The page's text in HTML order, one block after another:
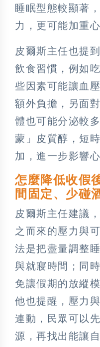
睡眠型態較顯著
力，更可能加重
皮爾斯主任也提
飲食習慣，例如
些因素可能讓血
額外負擔，另面
體也可能分泌較
蒙」皮質醇，短
加，進一步影響
怎麼降低收假
間固定、少碰
皮爾斯主任建議
之而來的壓力與
法是把盡量調整
與就寢時間；同
免讓假期的放縱
他也提醒，壓力
連動，民眾可以
源，再找出能讓